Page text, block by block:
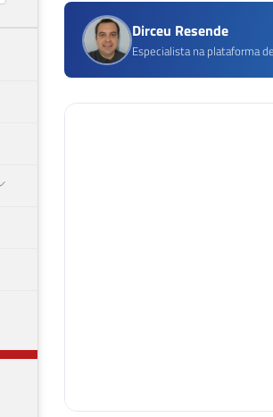
Dirceu Resende
Especialista na plataforma